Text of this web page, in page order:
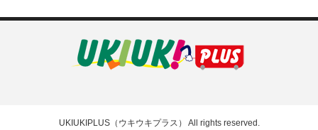
UKIUKIPLUS（ウキウキプラス） All rights reserved.